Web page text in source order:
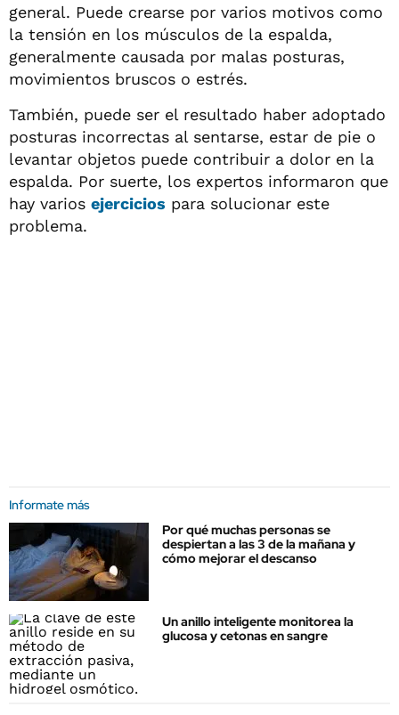
general. Puede crearse por varios motivos como
la tensión en los músculos de la espalda,
generalmente causada por malas posturas,
movimientos bruscos o estrés.
También, puede ser el resultado haber adoptado
posturas incorrectas al sentarse, estar de pie o
levantar objetos puede contribuir a dolor en la
espalda. Por suerte, los expertos informaron que
hay varios ejercicios para solucionar este
problema.
Informate más
Por qué muchas personas se
despiertan a las 3 de la mañana y
cómo mejorar el descanso
Un anillo inteligente monitorea la
glucosa y cetonas en sangre